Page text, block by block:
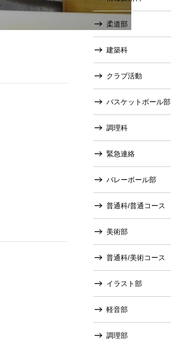
柔道部
建築科
クラブ活動
バスケットボール部
調理科
緊急連絡
バレーボール部
普通科/普通コース
美術部
普通科/美術コース
イラスト部
軽音部
調理部